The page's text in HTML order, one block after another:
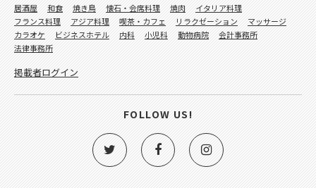
居酒屋 和食 焼き鳥 懐石・会席料理 焼肉
イタリア料理
フランス料理
アジア料理 喫茶・カフェ リラクゼーション
マッサージ
カラオケ
ビジネスホテル 内科 小児科 動物病院
会計事務所
法律事務所
掲載者ログイン
FOLLOW US!